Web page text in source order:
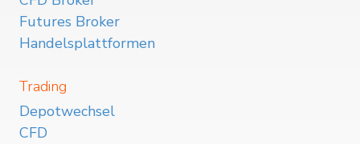
Futures Broker
Handelsplattformen
Trading
Depotwechsel
CFD